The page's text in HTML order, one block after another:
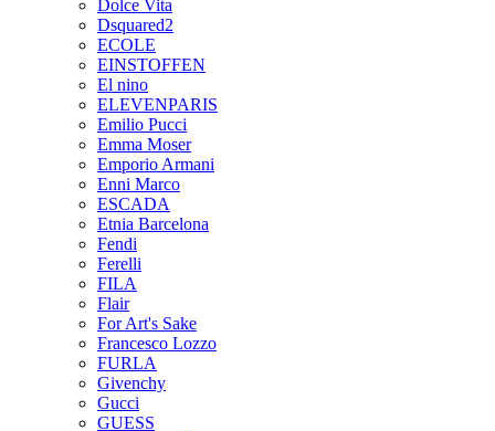
Dolce Vita
Dsquared2
ECOLE
EINSTOFFEN
El nino
ELEVENPARIS
Emilio Pucci
Emma Moser
Emporio Armani
Enni Marco
ESCADA
Etnia Barcelona
Fendi
Ferelli
FILA
Flair
For Art's Sake
Francesco Lozzo
FURLA
Givenchy
Gucci
GUESS